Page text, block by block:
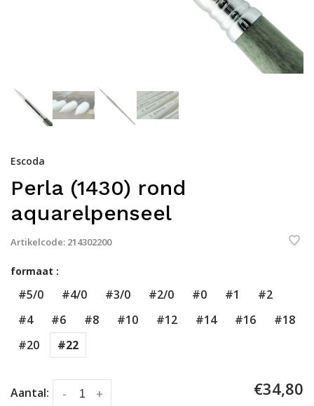
Escoda
Perla (1430) rond
aquarelpenseel
Artikelcode: 214302200
formaat :
#5/0 #4/0 #3/0 #2/0 #0 #1
#2
#4
#6 #8 #10 #12 #14 #16
#18
#20
#22
Aantal: +
- €34,80